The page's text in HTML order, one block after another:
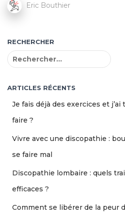
Eric Bouthier
RECHERCHER
R
h
ARTICLES RÉCENTS
Je fais déjà des exercices et j’ai
faire ?
Vivre avec une discopathie :
se faire mal
Discopathie lombaire : quels
efficaces ?
Comment se libérer de la peur